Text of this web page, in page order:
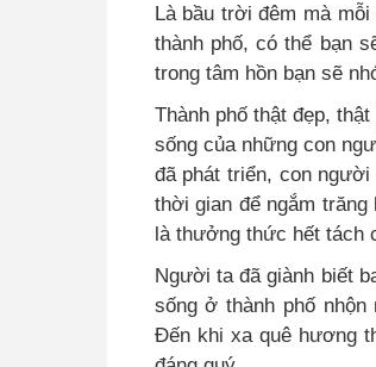
Là bầu trời đêm mà
thành phố, có thể bạn
trong tâm hồn bạn sẽ
Thành phố thật đẹp,
sống của những con
đã phát triển, con
thời gian để ngắm
là thưởng thức hết tách
Người ta đã giành biết
sống ở thành phố
Đến khi xa quê hương